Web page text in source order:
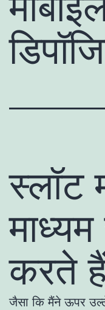
स्लॉट
करते
जैसा कि मैंने ऊपर